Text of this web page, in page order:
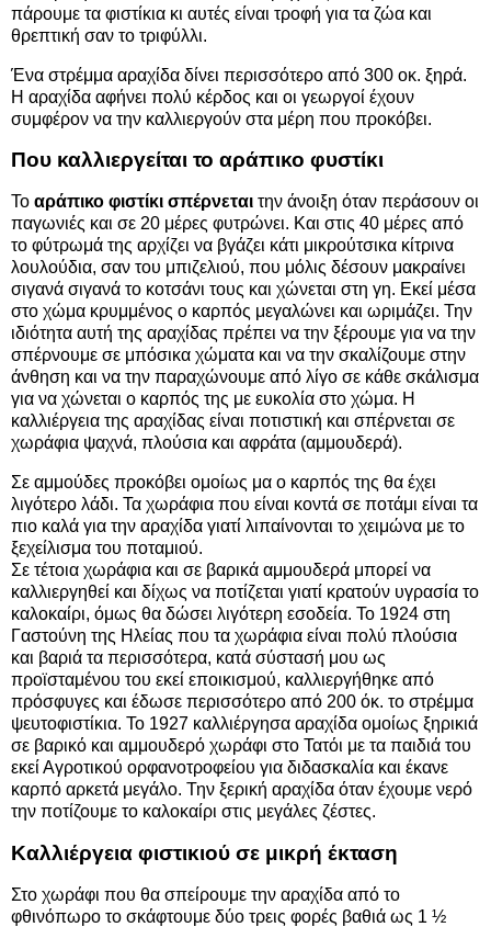
πάρουμε τα φιστίκια κι αυτές είναι τροφή για τα ζώα και
θρεπτική σαν το τριφύλλι.
Ένα στρέμμα αραχίδα δίνει περισσότερο από 300 οκ. ξηρά.
Η αραχίδα αφήνει πολύ κέρδος και οι γεωργοί έχουν
συμφέρον να την καλλιεργούν στα μέρη που προκόβει.
Που καλλιεργείται το αράπικο φυστίκι
Το αράπικο φιστίκι σπέρνεται την άνοιξη όταν περάσουν οι
παγωνιές και σε 20 μέρες φυτρώνει. Και στις 40 μέρες από
το φύτρωμά της αρχίζει να βγάζει κάτι μικρούτσικα κίτρινα
λουλούδια, σαν του μπιζελιού, που μόλις δέσουν μακραίνει
σιγανά σιγανά το κοτσάνι τους και χώνεται στη γη. Εκεί μέσα
στο χώμα κρυμμένος ο καρπός μεγαλώνει και ωριμάζει. Την
ιδιότητα αυτή της αραχίδας πρέπει να την ξέρουμε για να την
σπέρνουμε σε μπόσικα χώματα και να την σκαλίζουμε στην
άνθηση και να την παραχώνουμε από λίγο σε κάθε σκάλισμα
για να χώνεται ο καρπός της με ευκολία στο χώμα. Η
καλλιέργεια της αραχίδας είναι ποτιστική και σπέρνεται σε
χωράφια ψαχνά, πλούσια και αφράτα (αμμουδερά).
Σε αμμούδες προκόβει ομοίως μα ο καρπός της θα έχει
λιγότερο λάδι. Τα χωράφια που είναι κοντά σε ποτάμι είναι τα
πιο καλά για την αραχίδα γιατί λιπαίνονται το χειμώνα με το
ξεχείλισμα του ποταμιού.
Σε τέτοια χωράφια και σε βαρικά αμμουδερά μπορεί να
καλλιεργηθεί και δίχως να ποτίζεται γιατί κρατούν υγρασία το
καλοκαίρι, όμως θα δώσει λιγότερη εσοδεία. Το 1924 στη
Γαστούνη της Ηλείας που τα χωράφια είναι πολύ πλούσια
και βαριά τα περισσότερα, κατά σύστασή μου ως
προϊσταμένου του εκεί εποικισμού, καλλιεργήθηκε από
πρόσφυγες και έδωσε περισσότερο από 200 όκ. το στρέμμα
ψευτοφιστίκια. Το 1927 καλλιέργησα αραχίδα ομοίως ξηρικιά
σε βαρικό και αμμουδερό χωράφι στο Τατόι με τα παιδιά του
εκεί Αγροτικού ορφανοτροφείου για διδασκαλία και έκανε
καρπό αρκετά μεγάλο. Την ξερική αραχίδα όταν έχουμε νερό
την ποτίζουμε το καλοκαίρι στις μεγάλες ζέστες.
Καλλιέργεια φιστικιού σε μικρή έκταση
Στο χωράφι που θα σπείρουμε την αραχίδα από το
φθινόπωρο το σκάφτουμε δύο τρεις φορές βαθιά ως 1 ½